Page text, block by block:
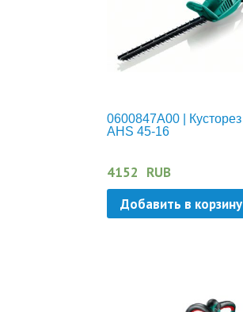
0600847A00 | Кусторез
AHS 45-16
4152 RUB
Добавить в корзину